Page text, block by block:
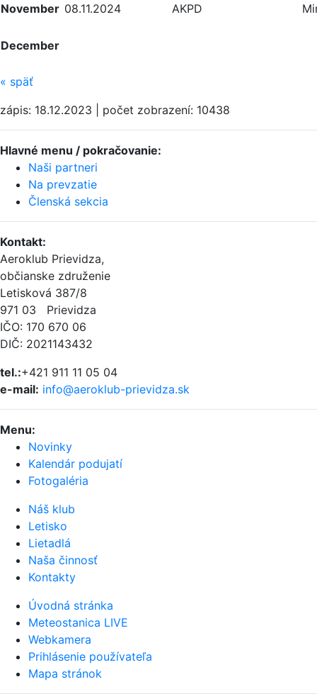
November 08.11.2024 AKPD
December
« späť
zápis: 18.12.2023 | počet zobrazení: 10438
Hlavné menu / pokračovanie:
Naši partneri
Na prevzatie
Členská sekcia
Kontakt:
Aeroklub Prievidza,
občianske združenie
Letisková 387/8
971 03 Prievidza
IČO: 170 670 06
DIČ: 2021143432
tel.:+421 911 11 05 04
e-mail: info@aeroklub-prievidza.sk
Menu:
Novinky
Kalendár podujatí
Fotogaléria
Náš klub
Letisko
Lietadlá
Naša činnosť
Kontakty
Úvodná stránka
Meteostanica LIVE
Webkamera
Prihlásenie používateľa
Mapa stránok